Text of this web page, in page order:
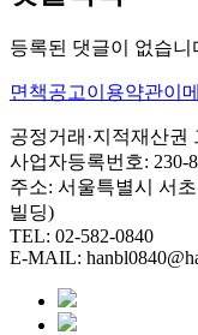
등록된 댓글이 없습니
면책공고이용약관이
공정거래·지적재산권
사업자등록번호: 230-
주소: 서울특별시 서
빌딩)
TEL: 02-582-0840
E-MAIL: